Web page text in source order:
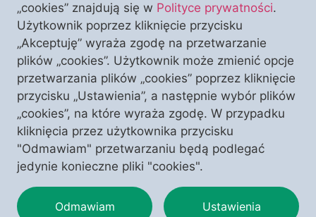
Szczeciński Klub „Polonia Christiana” organizuje
wyjątkowe spotkanie z ks. prof. dr hab. Tadeuszem
Guzem. Już we wtorek 15 marca 2022 r. znany
teolog poprowadzi aż dwie sesje z wykładami, a
także odpowie na pytania. Temat obu
zaplanowanych na ten dzień paneli brzmi: „O polskiej
racji stanu dzisiaj – w świetle osoby, dzieła św.
Andrzeja Boboli […]
„cookies” znajdują się w Polityce prywatności.
Użytkownik poprzez kliknięcie przycisku
„Akceptuję” wyraża zgodę na przetwarzanie
plików „cookies”. Użytkownik może zmienić opcje
przetwarzania plików „cookies” poprzez kliknięcie
przycisku „Ustawienia”, a następnie wybór plików
„cookies”, na które wyraża zgodę. W przypadku
kliknięcia przez użytkownika przycisku
"Odmawiam" przetwarzaniu będą podlegać
jedynie konieczne pliki "cookies".
Odmawiam Ustawienia